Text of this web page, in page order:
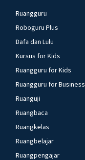
Ruangguru
Roboguru Plus
Dafa dan Lulu
Kursus for Kids
Ruangguru for Kids
Ruangguru for Business
Ruanguji
Ruangbaca
Ruangkelas
Ruangbelajar
Ruangpengajar